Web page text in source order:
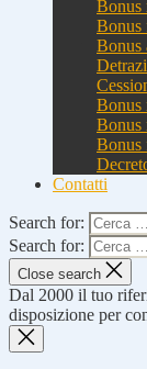
Bonus
Bonus
Bonus
Bonus
Bonus
Bonus
Contatti
Search for:
Search for:
Close search
Dal 2000 il tuo
disposizione per